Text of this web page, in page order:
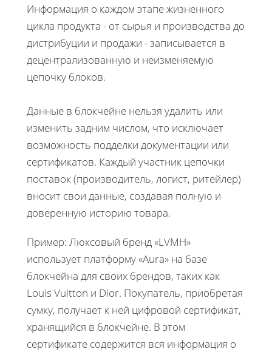
Информация о каждом этапе жизненного
цикла продукта - от сырья и производства до
дистрибуции и продажи - записывается в
децентрализованную и неизменяемую
цепочку блоков.
Данные в блокчейне нельзя удалить или
изменить задним числом, что исключает
возможность подделки документации или
сертификатов. Каждый участник цепочки
поставок (производитель, логист, ритейлер)
вносит свои данные, создавая полную и
доверенную историю товара.
Пример: Люксовый бренд «LVMH»
использует платформу «Aura» на базе
блокчейна для своих брендов, таких как
Louis Vuitton и Dior. Покупатель, приобретая
сумку, получает к ней цифровой сертификат,
хранящийся в блокчейне. В этом
сертификате содержится вся информация о